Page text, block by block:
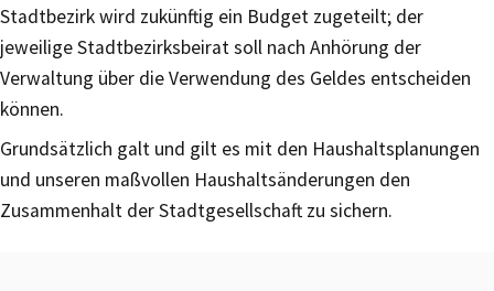
Stadtbezirk wird zukünftig ein Budget zugeteilt; der
jeweilige Stadtbezirksbeirat soll nach Anhörung der
Verwaltung über die Verwendung des Geldes entscheiden
können.
Grundsätzlich galt und gilt es mit den Haushaltsplanungen
und unseren maßvollen Haushaltsänderungen den
Zusammenhalt der Stadtgesellschaft zu sichern.